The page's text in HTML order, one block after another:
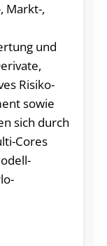
Markt-,
und
Risiko-
sowie
sich durch
Cores